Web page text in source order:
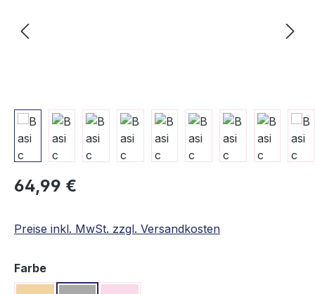
Regulärer Preis:
64,99 €
Preise inkl. MwSt. zzgl. Versandkosten
Farbeauswählen